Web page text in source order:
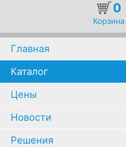
0
Корзина
Главная
Каталог
Цены
Новости
Решения